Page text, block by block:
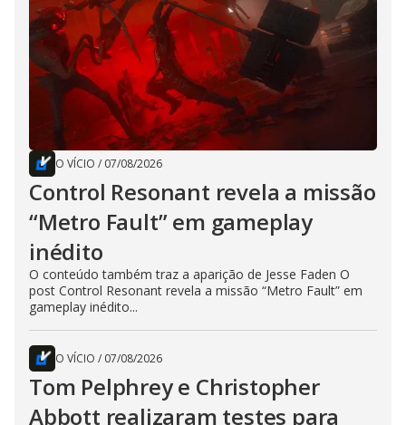
O VÍCIO / 07/08/2026
Control Resonant revela a missão
“Metro Fault” em gameplay
inédito
O conteúdo também traz a aparição de Jesse Faden O
post Control Resonant revela a missão “Metro Fault” em
gameplay inédito...
O VÍCIO / 07/08/2026
Tom Pelphrey e Christopher
Abbott realizaram testes para